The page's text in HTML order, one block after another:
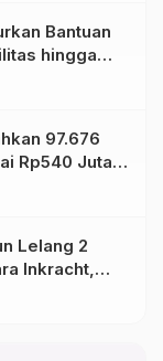
Bantuan
hingga
97.676
Rp540 Juta,
Kalangan
Lelang 2
Inkracht,